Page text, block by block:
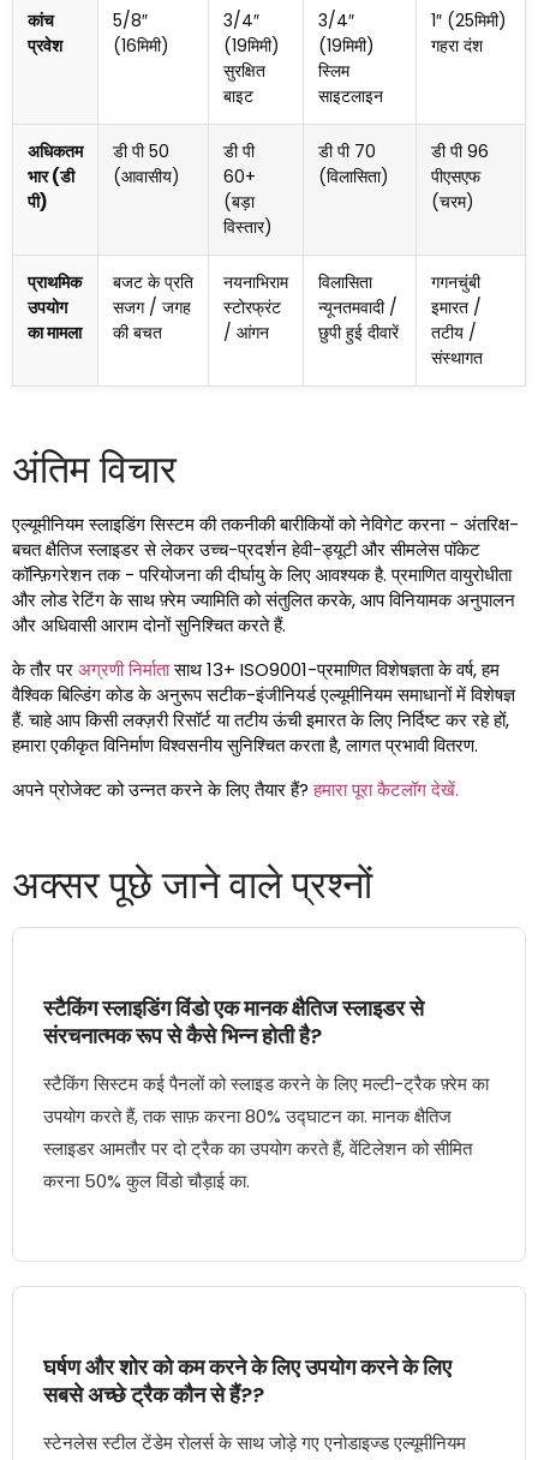
कांच
प्रवेश
5/8″
(16मिमी)
3/4″
(19मिमी)
सुरक्षित
बाइट
3/4″
(19मिमी)
स्लिम
साइटलाइन
1″ (25मिमी)
गहरा दंश
अधिकतम
भार (डी
पी)
डी पी 50
(आवासीय)
डी पी
60+
(बड़ा
विस्तार)
डी पी 70
(विलासिता)
डी पी 96
पीएसएफ
(चरम)
प्राथमिक
उपयोग
का मामला
बजट के प्रति
सजग / जगह
की बचत
नयनाभिराम
स्टोरफ्रंट
/ आंगन
विलासिता
न्यूनतमवादी /
छुपी हुई दीवारें
गगनचुंबी
इमारत /
तटीय /
संस्थागत
अंतिम विचार
एल्यूमीनियम स्लाइडिंग सिस्टम की तकनीकी बारीकियों को नेविगेट करना - अंतरिक्ष-
बचत क्षैतिज स्लाइडर से लेकर उच्च-प्रदर्शन हेवी-ड्यूटी और सीमलेस पॉकेट
कॉन्फ़िगरेशन तक - परियोजना की दीर्घायु के लिए आवश्यक है. प्रमाणित वायुरोधीता
और लोड रेटिंग के साथ फ़्रेम ज्यामिति को संतुलित करके, आप विनियामक अनुपालन
और अधिवासी आराम दोनों सुनिश्चित करते हैं.
के तौर परअग्रणी निर्मातासाथ 13+ ISO9001-प्रमाणित विशेषज्ञता के वर्ष, हम
वैश्विक बिल्डिंग कोड के अनुरूप सटीक-इंजीनियर्ड एल्यूमीनियम समाधानों में विशेषज्ञ
हैं. चाहे आप किसी लक्ज़री रिसॉर्ट या तटीय ऊंची इमारत के लिए निर्दिष्ट कर रहे हों,
हमारा एकीकृत विनिर्माण विश्वसनीय सुनिश्चित करता है, लागत प्रभावी वितरण.
अपने प्रोजेक्ट को उन्नत करने के लिए तैयार हैं?हमारा पूरा कैटलॉग देखें.
अक्सर पूछे जाने वाले प्रश्नों
स्टैकिंग स्लाइडिंग विंडो एक मानक क्षैतिज स्लाइडर से
संरचनात्मक रूप से कैसे भिन्न होती है?
स्टैकिंग सिस्टम कई पैनलों को स्लाइड करने के लिए मल्टी-ट्रैक फ़्रेम का
उपयोग करते हैं, तक साफ़ करना 80% उद्घाटन का. मानक क्षैतिज
स्लाइडर आमतौर पर दो ट्रैक का उपयोग करते हैं, वेंटिलेशन को सीमित
करना 50% कुल विंडो चौड़ाई का.
घर्षण और शोर को कम करने के लिए उपयोग करने के लिए
सबसे अच्छे ट्रैक कौन से हैं??
स्टेनलेस स्टील टेंडेम रोलर्स के साथ जोड़े गए एनोडाइज्ड एल्यूमीनियम